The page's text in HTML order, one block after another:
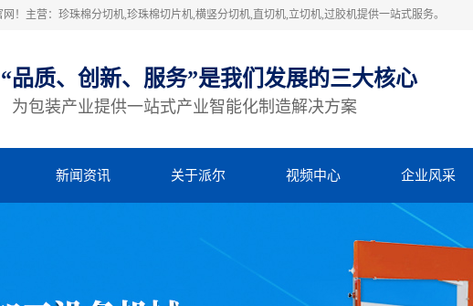
！主营：珍珠棉分切机,珍珠棉切片机,横竖分切机,直切机,立切机,过胶机提供一站式服务。
“品质、创新、服务”是我们发展的三大核心
为包装产业提供一站式产业智能化制造解决方案
新闻资讯 关于派尔 视频中心 企业风采